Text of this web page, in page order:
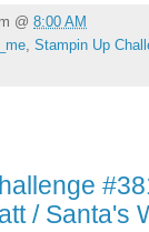
@ 8:00 AM
, Stampin Up
/ Santa's